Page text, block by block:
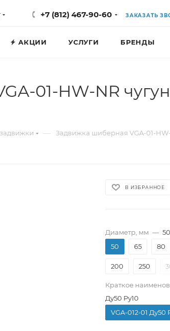
+7 (812) 467-90-60 ЗАКАЗАТЬ
АКЦИИ УСЛУГИ БРЕНДЫ
01-HW-NR
— Задвижка шиберная VGA-01-
В ИЗБРАННОЕ
Диаметр, мм — 50
50
65 80
200 250
Краткое
Ду50 Ру10
VGA-012-01 Ду50